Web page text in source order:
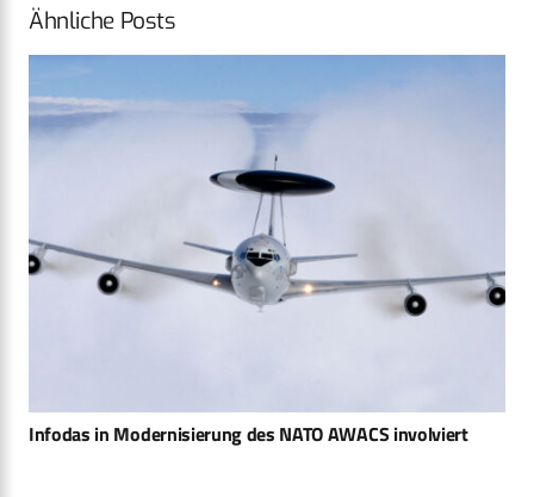
Ähnliche Posts
Infodas in Modernisierung des NATO AWACS involviert